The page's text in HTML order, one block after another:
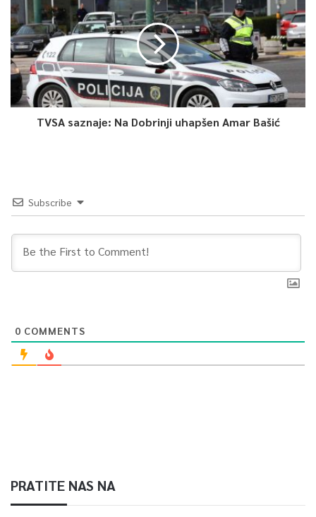
borbena opremljenost ove jedinice.
Inače, ministar Güler prihvatio je poziv ministra Heleza da
posjeti Ministarstvo odbrane i Oružane snage BiH, te je kao
domaćin uzvratio pozivom ministru Helezu za ponovnu
posjetu i da u svojstvu posebnog gosta prisustvuje jednoj od
najvećih vježbi Oružanih snaga Republike Turske “EFES 2024“,
Article Rating
TVSA saznaje: Na Dobrinji uhapšen Amar Bašić
Subscribe
0 COMMENTS
PRATITE NAS NA